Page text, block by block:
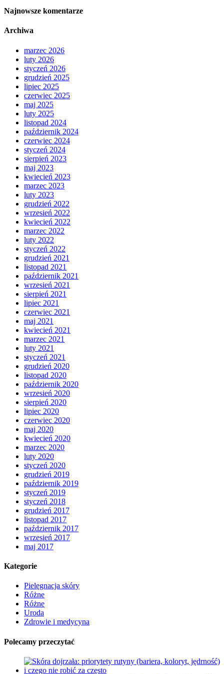
Najnowsze komentarze
Archiwa
marzec 2026
luty 2026
styczeń 2026
grudzień 2025
lipiec 2025
czerwiec 2025
maj 2025
luty 2025
listopad 2024
październik 2024
czerwiec 2024
styczeń 2024
sierpień 2023
maj 2023
kwiecień 2023
marzec 2023
luty 2023
grudzień 2022
wrzesień 2022
kwiecień 2022
marzec 2022
luty 2022
styczeń 2022
grudzień 2021
listopad 2021
październik 2021
wrzesień 2021
sierpień 2021
lipiec 2021
czerwiec 2021
maj 2021
kwiecień 2021
marzec 2021
luty 2021
styczeń 2021
grudzień 2020
listopad 2020
październik 2020
wrzesień 2020
sierpień 2020
lipiec 2020
czerwiec 2020
maj 2020
kwiecień 2020
marzec 2020
luty 2020
styczeń 2020
grudzień 2019
październik 2019
styczeń 2019
styczeń 2018
grudzień 2017
listopad 2017
październik 2017
wrzesień 2017
maj 2017
Kategorie
Pielęgnacja skóry
Różne
Różne
Uroda
Zdrowie i medycyna
Polecamy przeczytać